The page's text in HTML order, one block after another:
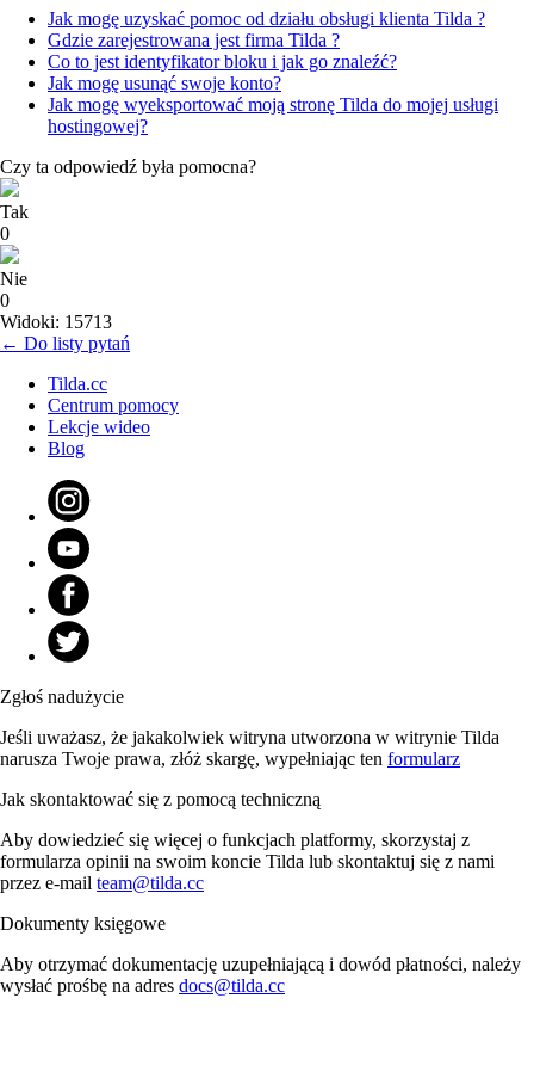
Jak mogę uzyskać pomoc od działu obsługi klienta Tilda ?
Gdzie zarejestrowana jest firma Tilda ?
Co to jest identyfikator bloku i jak go znaleźć?
Jak mogę usunąć swoje konto?
Jak mogę wyeksportować moją stronę Tilda do mojej usługi
hostingowej?
Czy ta odpowiedź była pomocna?
Tak
0
Nie
0
Widoki: 15713
← Do listy pytań
Tilda.cc
Centrum pomocy
Lekcje wideo
Blog
Zgłoś nadużycie
Jeśli uważasz, że jakakolwiek witryna utworzona w witrynie Tilda
narusza Twoje prawa, złóż skargę, wypełniając ten formularz
Jak skontaktować się z pomocą techniczną
Aby dowiedzieć się więcej o funkcjach platformy, skorzystaj z
formularza opinii na swoim koncie Tilda lub skontaktuj się z nami
przez e-mail team@tilda.cc
Dokumenty księgowe
Aby otrzymać dokumentację uzupełniającą i dowód płatności, należy
wysłać prośbę na adres docs@tilda.cc